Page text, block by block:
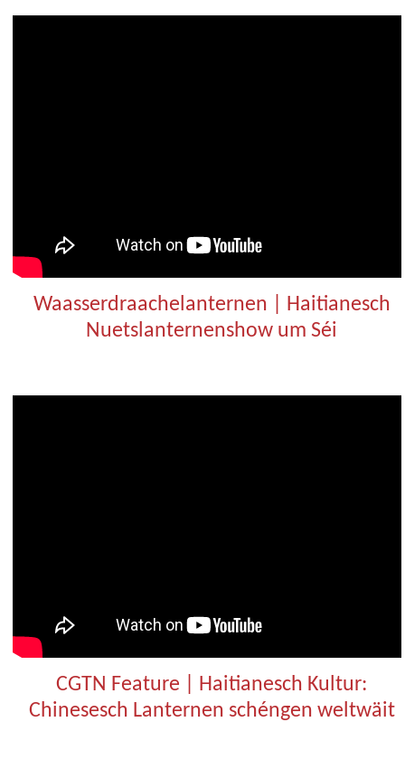
Waasserdraachelanternen | Haitianesch
Nuetslanternenshow um Séi
CGTN Feature | Haitianesch Kultur:
Chinesesch Lanternen schéngen weltwäit